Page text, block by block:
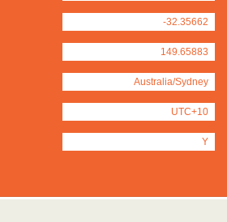
-32.35662
149.65883
Australia/Sydney
UTC+10
Y